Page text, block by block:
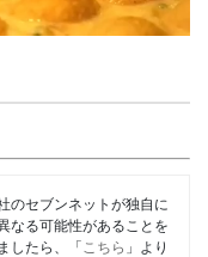
のセブンネットが独自に
なる可能性があることを
したら、「 こちら 」より